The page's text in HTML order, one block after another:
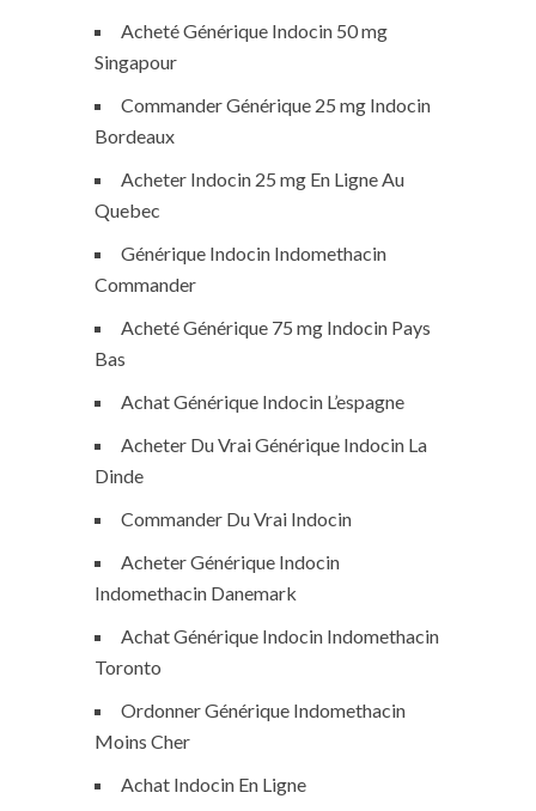
Acheté Générique Indocin 50 mg
Singapour
Commander Générique 25 mg Indocin
Bordeaux
Acheter Indocin 25 mg En Ligne Au
Quebec
Générique Indocin Indomethacin
Commander
Acheté Générique 75 mg Indocin Pays
Bas
Achat Générique Indocin L’espagne
Acheter Du Vrai Générique Indocin La
Dinde
Commander Du Vrai Indocin
Acheter Générique Indocin
Indomethacin Danemark
Achat Générique Indocin Indomethacin
Toronto
Ordonner Générique Indomethacin
Moins Cher
Achat Indocin En Ligne